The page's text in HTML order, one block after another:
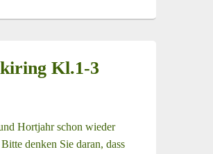
Kl.1-3
Hortjahr schon wieder
denken Sie daran, dass